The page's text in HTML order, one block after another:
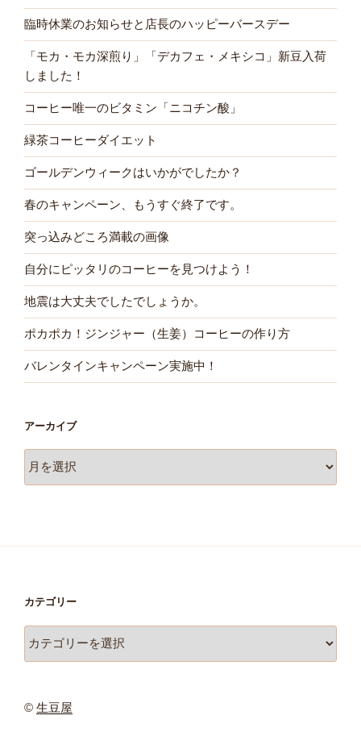
臨時休業のお知らせと店長のハッピーバースデー
「モカ・モカ深煎り」「デカフェ・メキシコ」新豆入荷
しました！
コーヒー唯一のビタミン「ニコチン酸」
緑茶コーヒーダイエット
ゴールデンウィークはいかがでしたか？
春のキャンペーン、もうすぐ終了です。
突っ込みどころ満載の画像
自分にピッタリのコーヒーを見つけよう！
地震は大丈夫でしたでしょうか。
ポカポカ！ジンジャー（生姜）コーヒーの作り方
バレンタインキャンペーン実施中！
アーカイブ
ー
カテゴリー
テ
ー
© 生豆屋